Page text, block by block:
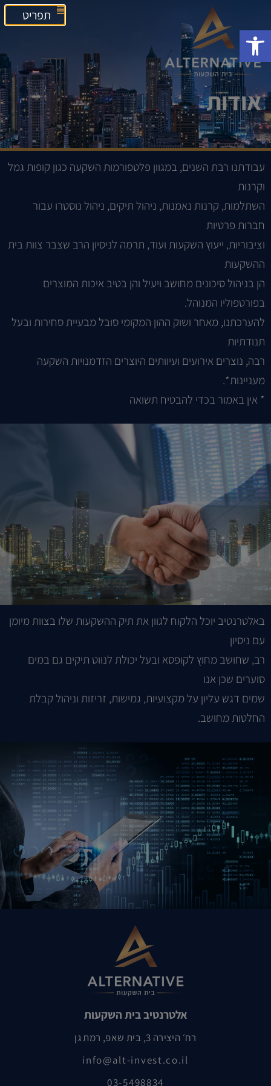
פתח סרגל נגישות
אודות
עבודתנו רבת השנים, במגוון פלטפורמות השקעה כגון קופות גמל
וקרנות
השתלמות, קרנות נאמנות, ניהול תיקים, ניהול נוסטרו עבור
חברות פרטיות
וציבוריות, ייעוץ השקעות ועוד, תרמה לניסיון הרב שצבר צוות בית
ההשקעות
הן בניהול סיכונים מחושב ויעיל והן בטיב איכות המוצרים
בפורטפוליו המנוהל.
להערכתנו, מאחר ושוק ההון המקומי סובל מבעיית סחירות ובעל
תנודתיות
רבה, נוצרים אירועים ועיוותים היוצרים הזדמנויות השקעה
מעניינות*.
* אין באמור בכדי להבטיח תשואה
באלטרנטיב יוכל הלקוח לגוון את תיק ההשקעות שלו בצוות מיומן
עם ניסיון
רב, שחושב מחוץ לקופסא ובעל יכולת לנווט תיקים גם במים
סוערים שכן אנו
שמים דגש עליון על מקצועיות, גמישות, זריזות וניהול קבלת
החלטות מחושב.
אלטרנטיב בית השקעות
רח׳ היצירה 3, בית שאפ, רמת גן
info@alt-invest.co.il
03-5498834
תפריט